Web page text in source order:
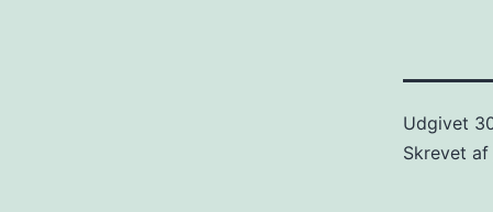
Udgivet
Skrevet af